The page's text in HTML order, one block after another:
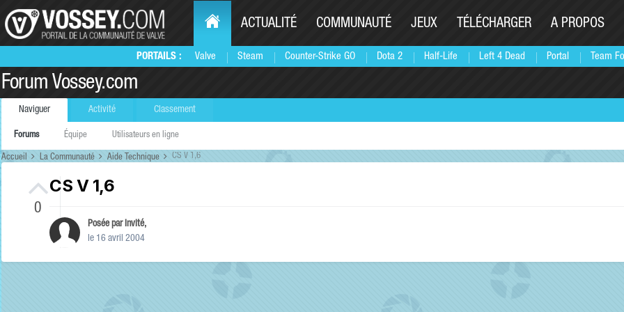
PORTAILS : Valve Steam Counter-Strike GO Dota 2 Half-Life Left 4 Dead Portal Team
ACTUALITÉ COMMUNAUTÉ JEUX TÉLÉCHARGER A PROPOS
Forum Vossey.com
Naviguer
Forums Équipe Utilisateurs en ligne
Activité Classement
Accueil La Communauté Aide Technique CS V 1,6
0
CS V 1,6
Posée par Invité,
le 16 avril 2004